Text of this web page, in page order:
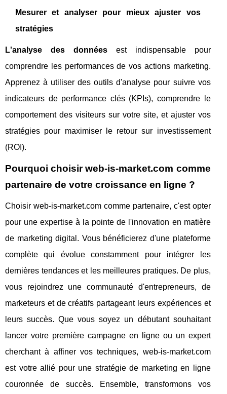
Mesurer et analyser pour mieux ajuster vos
stratégies
L'analyse des donnéesest indispensable pour
comprendre les performances de vos actions marketing.
Apprenez à utiliser des outils d'analyse pour suivre vos
indicateurs de performance clés (KPIs), comprendre le
comportement des visiteurs sur votre site, et ajuster vos
stratégies pour maximiser le retour sur investissement
(ROI).
Pourquoi choisir web-is-market.com comme
partenaire de votre croissance en ligne ?
Choisir web-is-market.com comme partenaire, c'est opter
pour une expertise à la pointe de l'innovation en matière
de marketing digital. Vous bénéficierez d'une plateforme
complète qui évolue constamment pour intégrer les
dernières tendances et les meilleures pratiques. De plus,
vous rejoindrez une communauté d'entrepreneurs, de
marketeurs et de créatifs partageant leurs expériences et
leurs succès. Que vous soyez un débutant souhaitant
lancer votre première campagne en ligne ou un expert
cherchant à affiner vos techniques, web-is-market.com
est votre allié pour une stratégie de marketing en ligne
couronnée de succès. Ensemble, transformons vos